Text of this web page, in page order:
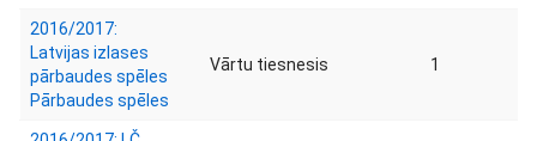
2016/2017:
Latvijas izlases
pārbaudes spēles
Pārbaudes spēles
Vārtu tiesnesis 1